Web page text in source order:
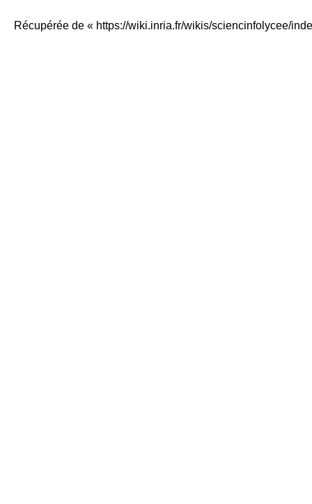
Récupérée de « https://wiki.inria.fr/wikis/sciencinfolycee/